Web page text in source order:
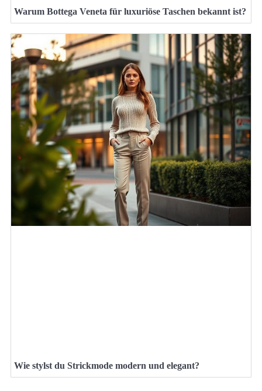
Warum Bottega Veneta für luxuriöse Taschen bekannt ist?
Wie stylst du Strickmode modern und elegant?